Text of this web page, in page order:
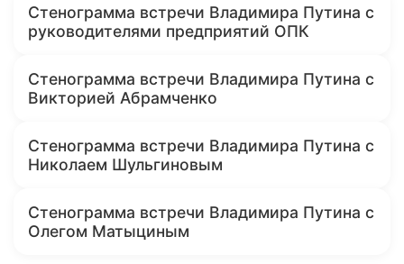
Стенограмма встречи Владимира Путина с
руководителями предприятий ОПК
Стенограмма встречи Владимира Путина с
Викторией Абрамченко
Стенограмма встречи Владимира Путина с
Николаем Шульгиновым
Стенограмма встречи Владимира Путина с
Олегом Матыциным